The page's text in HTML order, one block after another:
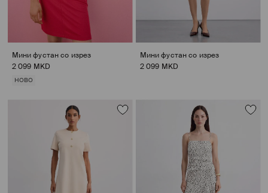
Мини фустан со изрез
2 099 MKD
НОВО
Мини фустан со изрез
2 099 MKD